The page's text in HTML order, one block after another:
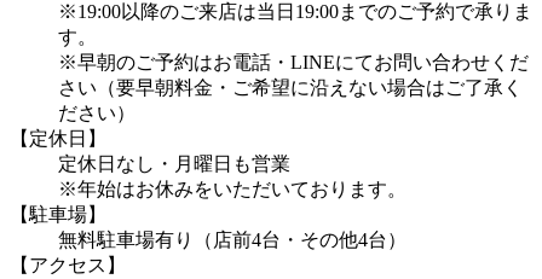
※19:00以降のご来店は当日19:00までのご予約で承りま
す。
※早朝のご予約はお電話・LINEにてお問い合わせくだ
さい（要早朝料金・ご希望に沿えない場合はご了承く
ださい）
【定休日】
定休日なし・月曜日も営業
※年始はお休みをいただいております。
【駐車場】
無料駐車場有り（店前4台・その他4台）
【アクセス】